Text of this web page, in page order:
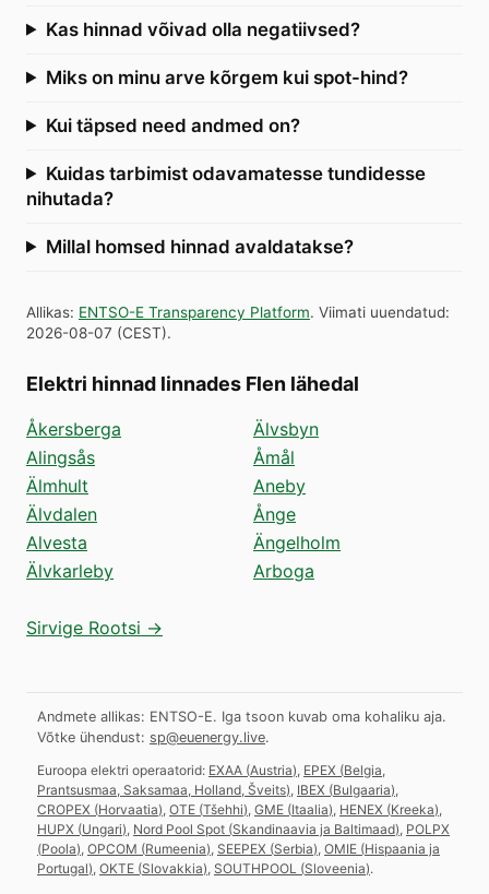
Kas hinnad võivad olla negatiivsed?
Miks on minu arve kõrgem kui spot-hind?
Kui täpsed need andmed on?
Kuidas tarbimist odavamatesse tundidesse
nihutada?
Millal homsed hinnad avaldatakse?
Allikas: ENTSO-E Transparency Platform. Viimati uuendatud:
2026-08-07 (CEST).
Elektri hinnad linnades Flen lähedal
Åkersberga
Alingsås
Älmhult
Älvdalen
Alvesta
Älvkarleby
Älvsbyn
Åmål
Aneby
Ånge
Ängelholm
Arboga
Sirvige Rootsi →
Andmete allikas: ENTSO-E. Iga tsoon kuvab oma kohaliku aja.
Võtke ühendust: sp@euenergy.live.
Euroopa elektri operaatorid: EXAA (Austria) EPEX (Belgia,
Prantsusmaa, Saksamaa, Holland, Šveits) IBEX (Bulgaaria)
CROPEX (Horvaatia) OTE (Tšehhi) GME (Itaalia) HENEX (Kreeka)
HUPX (Ungari) Nord Pool Spot (Skandinaavia ja Baltimaad) POLPX
(Poola) OPCOM (Rumeenia) SEEPEX (Serbia) OMIE (Hispaania ja
Portugal) OKTE (Slovakkia) SOUTHPOOL (Sloveenia).